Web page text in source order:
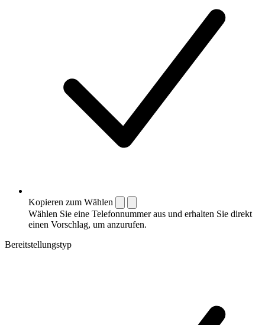
Kopieren zum Wählen
Wählen Sie eine Telefonnummer aus und erhalten Sie direkt
einen Vorschlag, um anzurufen.
Bereitstellungstyp